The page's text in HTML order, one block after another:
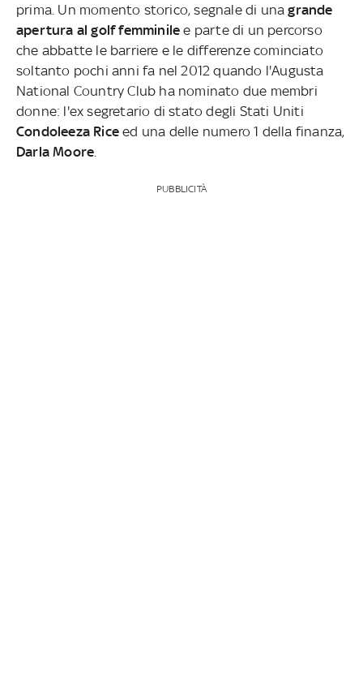
prima. Un momento storico, segnale di una grande
apertura al golf femminile e parte di un percorso
che abbatte le barriere e le differenze cominciato
soltanto pochi anni fa nel 2012 quando l'Augusta
National Country Club ha nominato due membri
donne: l'ex segretario di stato degli Stati Uniti
Condoleeza Riceed una delle numero 1 della finanza,
Darla Moore
PUBBLICITÀ